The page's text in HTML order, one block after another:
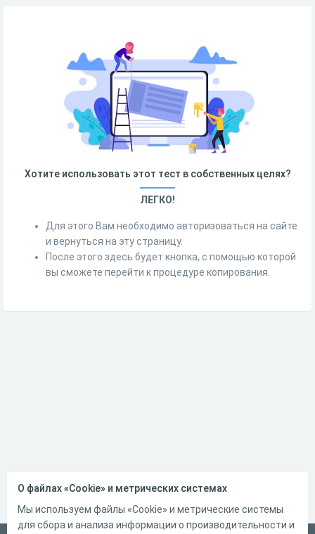
Хотите использовать этот тест в собственных целях?
ЛЕГКО!
Для этого Вам необходимо авторизоваться на сайте
и вернуться на эту страницу.
После этого здесь будет кнопка, с помощью которой
вы сможете перейти к процедуре копирования.
О файлах «Cookie» и метрических системах
Мы используем файлы «Cookie» и метрические системы
для сбора и анализа информации о производительности и